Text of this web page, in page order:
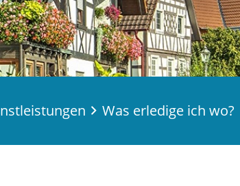
Was erledige ich wo?